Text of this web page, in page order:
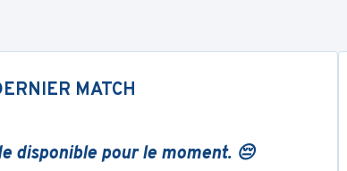
MATCH
disponible pour le moment. 😔